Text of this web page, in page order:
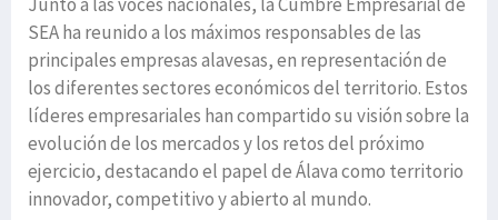
SEA ha reunido a los máximos responsables de las
principales empresas alavesas, en representación de
los diferentes sectores económicos del territorio. Estos
líderes empresariales han compartido su visión sobre la
evolución de los mercados y los retos del próximo
ejercicio, destacando el papel de Álava como territorio
innovador, competitivo y abierto al mundo.